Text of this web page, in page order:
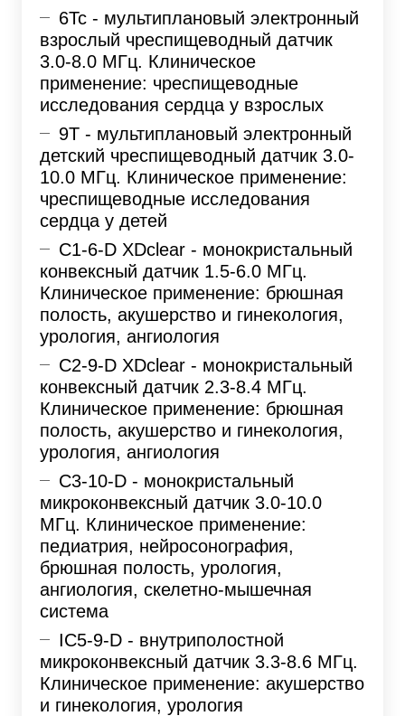
6Tc - мультиплановый электронный
взрослый чреспищеводный датчик
3.0-8.0 МГц. Клиническое
применение: чреспищеводные
исследования сердца у взрослых
9T - мультиплановый электронный
детский чреспищеводный датчик 3.0-
10.0 МГц. Клиническое применение:
чреспищеводные исследования
сердца у детей
C1-6-D XDclear - монокристальный
конвексный датчик 1.5-6.0 МГц.
Клиническое применение: брюшная
полость, акушерство и гинекология,
урология, ангиология
C2-9-D XDclear - монокристальный
конвексный датчик 2.3-8.4 МГц.
Клиническое применение: брюшная
полость, акушерство и гинекология,
урология, ангиология
C3-10-D - монокристальный
микроконвексный датчик 3.0-10.0
МГц. Клиническое применение:
педиатрия, нейросонография,
брюшная полость, урология,
ангиология, скелетно-мышечная
система
IC5-9-D - внутриполостной
микроконвексный датчик 3.3-8.6 МГц.
Клиническое применение: акушерство
и гинекология, урология